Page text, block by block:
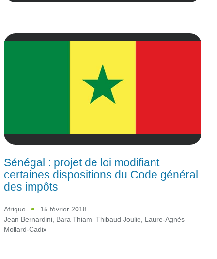
Sénégal : projet de loi modifiant
certaines dispositions du Code général
des impôts
Afrique
15 février 2018
Jean Bernardini Bara Thiam Thibaud Joulie Laure-Agnès
Mollard-Cadix